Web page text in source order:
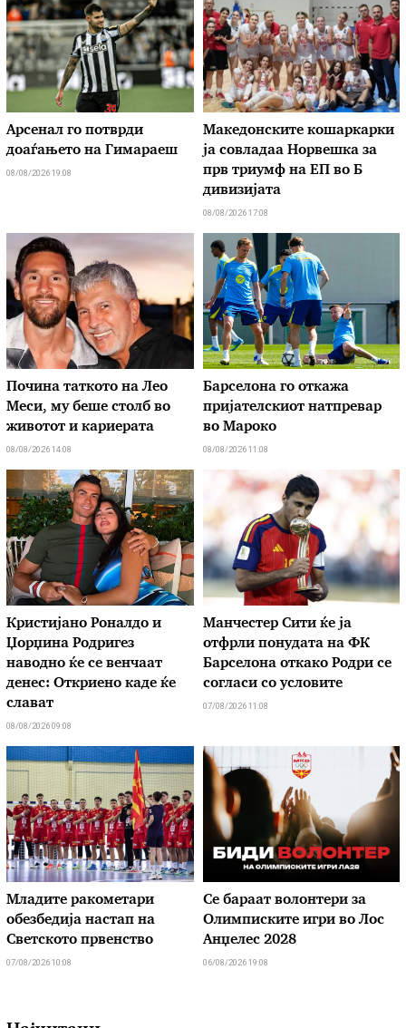
Арсенал го потврди
доаѓањето на Гимараеш
08/08/2026 19:08
Македонските кошаркарки
ја совладаа Норвешка за
прв триумф на ЕП во Б
дивизијата
08/08/2026 17:08
Почина таткото на Лео
Меси, му беше столб во
животот и кариерата
08/08/2026 14:08
Барселона го откажа
пријателскиот натпревар
во Мароко
08/08/2026 11:08
Кристијано Роналдо и
Џорџина Родригез
наводно ќе се венчаат
денес: Откриено каде ќе
слават
08/08/2026 09:08
Манчестер Сити ќе ја
отфрли понудата на ФК
Барселона откако Родри се
согласи со условите
07/08/2026 11:08
Младите ракометари
обезбедија настап на
Светското првенство
07/08/2026 10:08
Се бараат волонтери за
Олимписките игри во Лос
Анџелес 2028
06/08/2026 19:08